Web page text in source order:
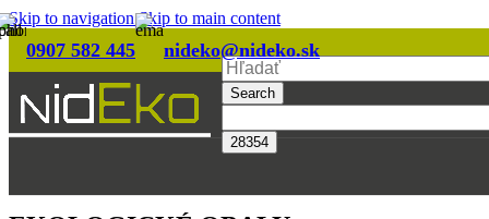
Skip to navigationSkip to main content
0907 582 445 nideko@nideko.sk
Search
Reštaurácia
Podľa kategórie
Asia & sushi boxy
Krabice a boxy
Lodičky a kornúty
Papierové vrecká a baliaci papier